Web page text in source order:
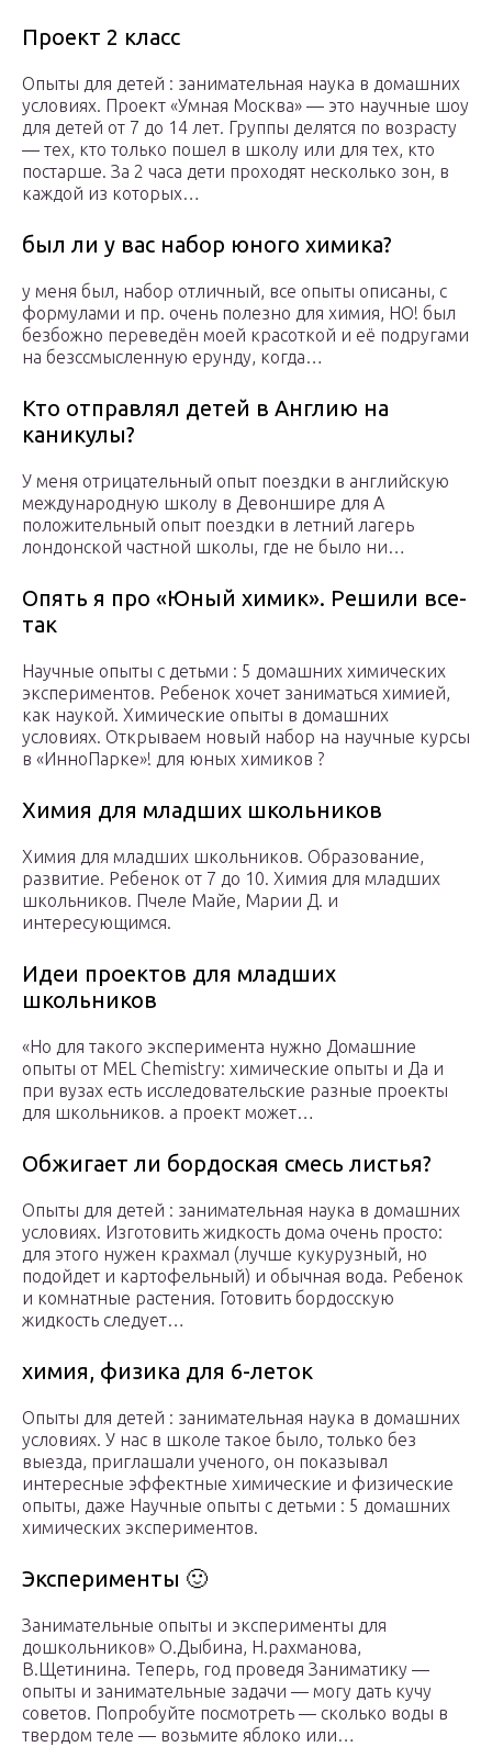
Проект 2 класс
Опыты для детей : занимательная наука в домашних
условиях. Проект «Умная Москва» — это научные шоу
для детей от 7 до 14 лет. Группы делятся по возрасту
— тех, кто только пошел в школу или для тех, кто
постарше. За 2 часа дети проходят несколько зон, в
каждой из которых…
был ли у вас набор юного химика?
у меня был, набор отличный, все опыты описаны, с
формулами и пр. очень полезно для химия, НО! был
безбожно переведён моей красоткой и её подругами
на безссмысленную ерунду, когда…
Кто отправлял детей в Англию на
каникулы?
У меня отрицательный опыт поездки в английскую
международную школу в Девоншире для А
положительный опыт поездки в летний лагерь
лондонской частной школы, где не было ни…
Опять я про «Юный химик». Решили все-
так
Научные опыты с детьми : 5 домашних химических
экспериментов. Ребенок хочет заниматься химией,
как наукой. Химические опыты в домашних
условиях. Открываем новый набор на научные курсы
в «ИнноПарке»! для юных химиков ?
Химия для младших школьников
Химия для младших школьников. Образование,
развитие. Ребенок от 7 до 10. Химия для младших
школьников. Пчеле Майе, Марии Д. и
интересующимся.
Идеи проектов для младших
школьников
«Но для такого эксперимента нужно Домашние
опыты от MEL Chemistry: химические опыты и Да и
при вузах есть исследовательские разные проекты
для школьников. а проект может…
Обжигает ли бордоская смесь листья?
Опыты для детей : занимательная наука в домашних
условиях. Изготовить жидкость дома очень просто:
для этого нужен крахмал (лучше кукурузный, но
подойдет и картофельный) и обычная вода. Ребенок
и комнатные растения. Готовить бордосскую
жидкость следует…
химия, физика для 6-леток
Опыты для детей : занимательная наука в домашних
условиях. У нас в школе такое было, только без
выезда, приглашали ученого, он показывал
интересные эффектные химические и физические
опыты, даже Научные опыты с детьми : 5 домашних
химических экспериментов.
Эксперименты 🙂
Занимательные опыты и эксперименты для
дошкольников» О.Дыбина, Н.рахманова,
В.Щетинина. Теперь, год проведя Заниматику —
опыты и занимательные задачи — могу дать кучу
советов. Попробуйте посмотреть — сколько воды в
твердом теле — возьмите яблоко или…